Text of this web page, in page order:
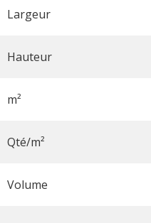
Largeur
Hauteur
m²
Qté/m²
Volume